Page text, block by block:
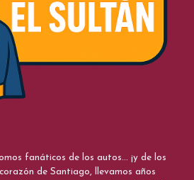
fanáticos de los autos... ¡y de los
de Santiago, llevamos años